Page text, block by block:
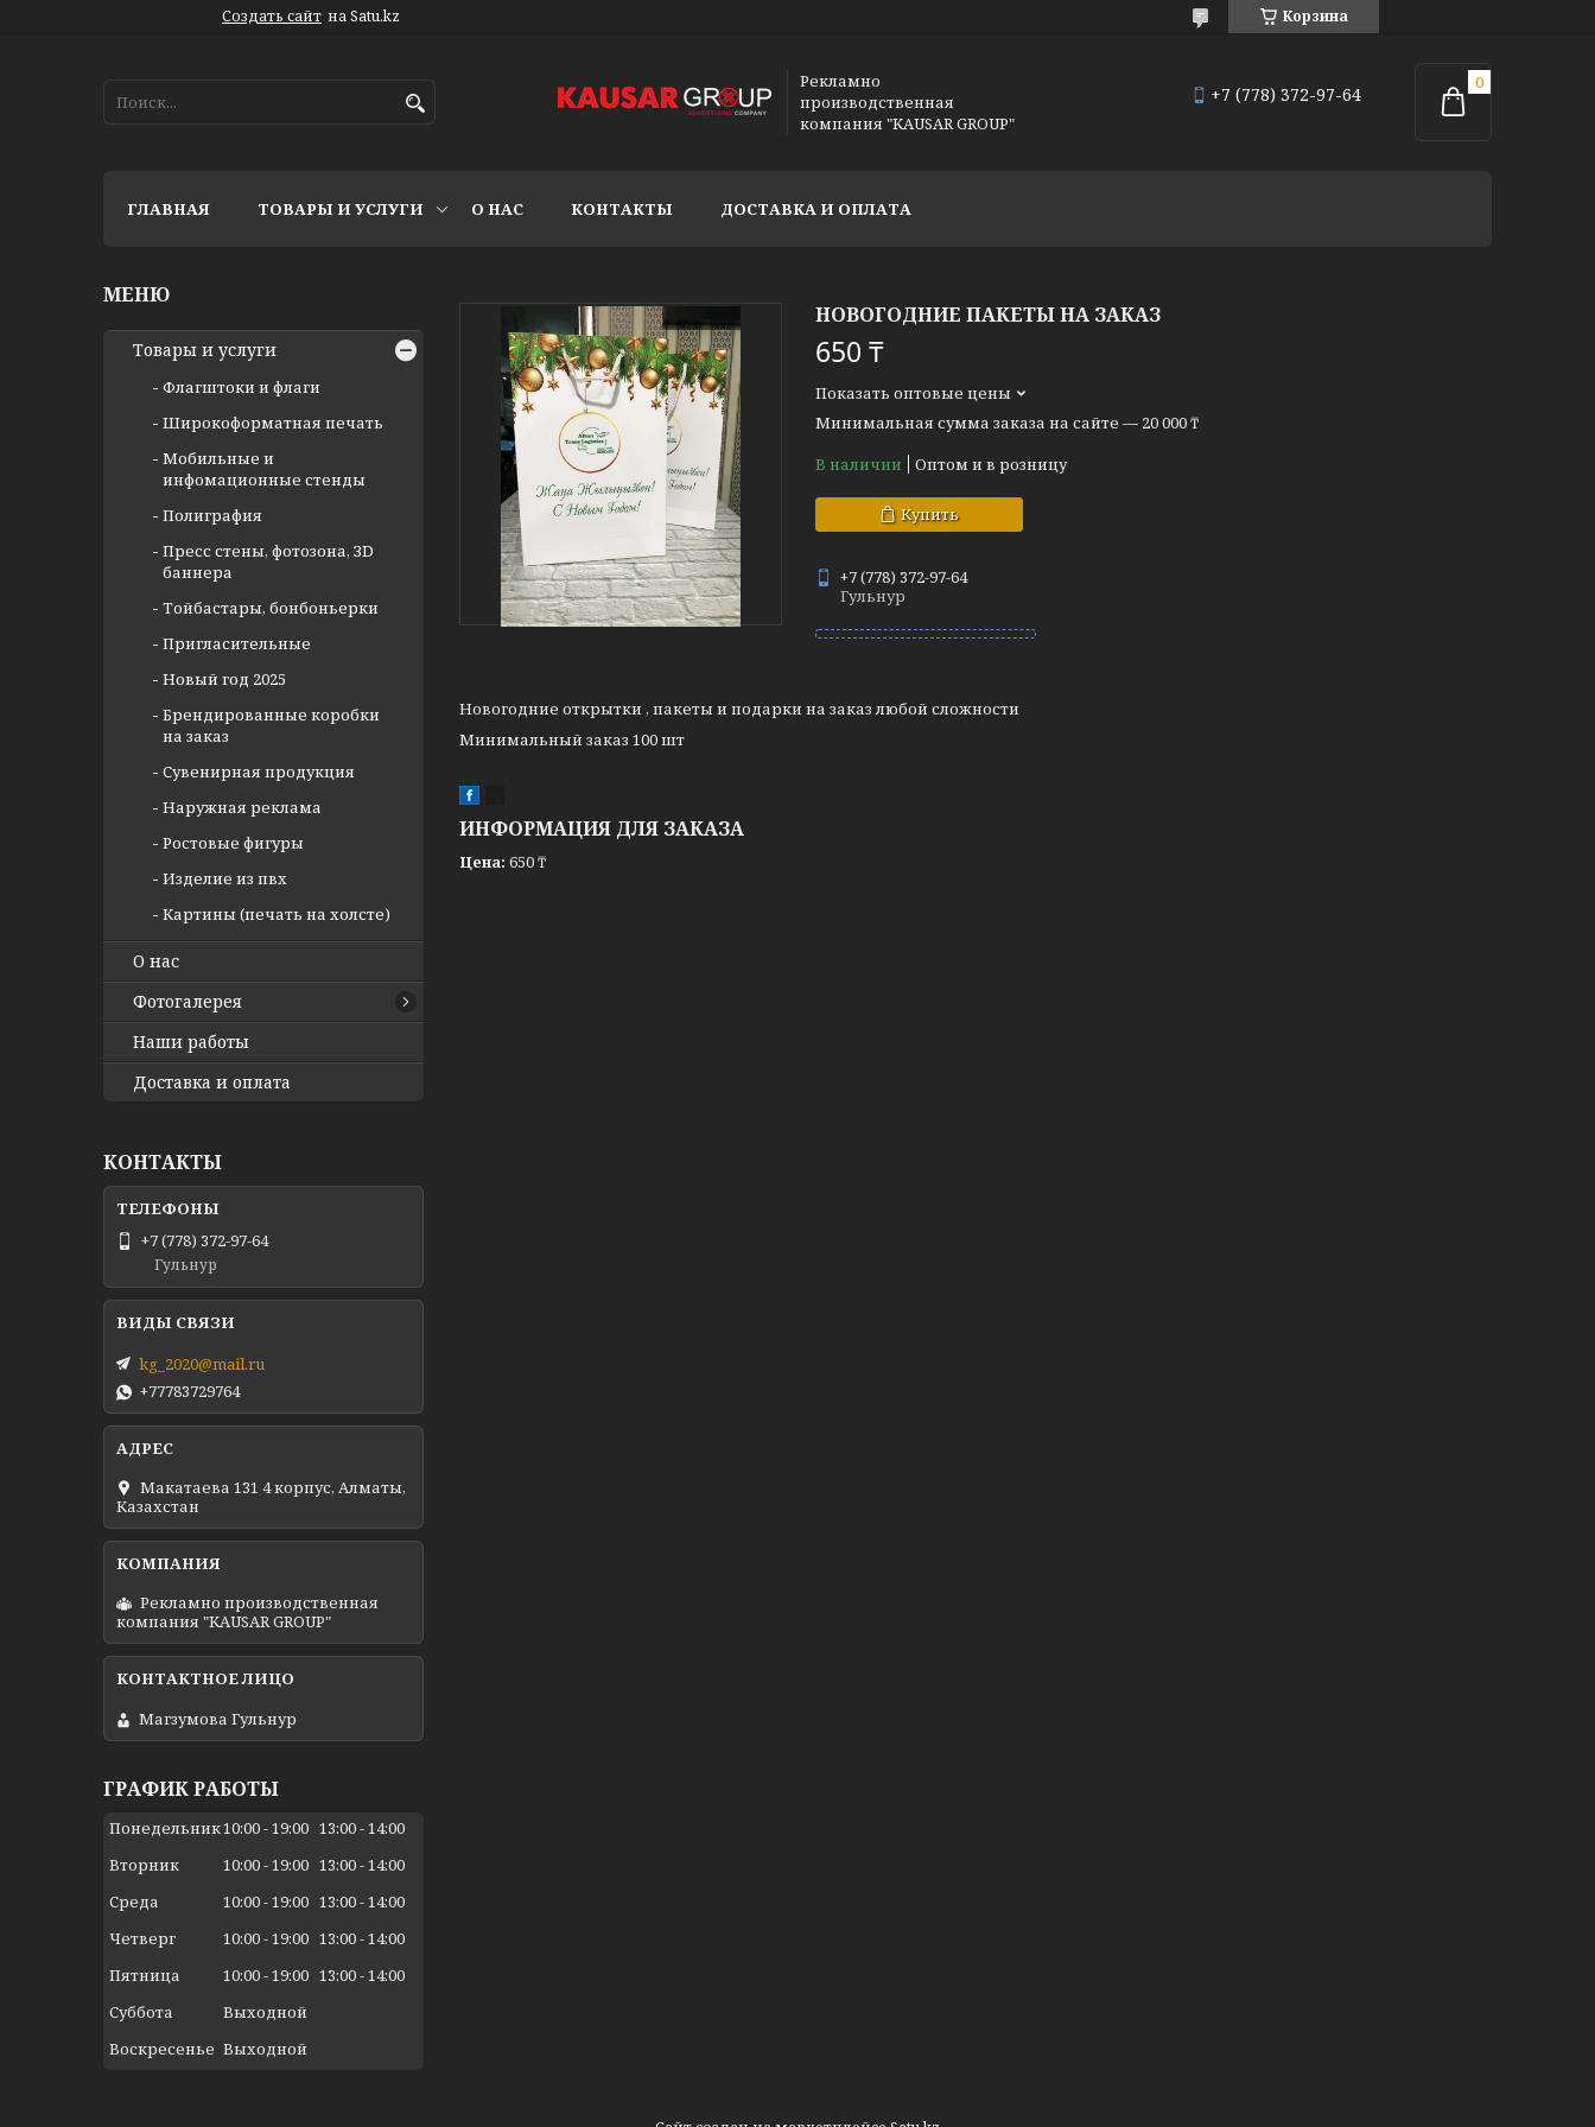
Создать сайт на Satu.kz Корзина
Рекламно
производственная
компания "KAUSAR GROUP"
+7 (778) 372-97-64
ГЛАВНАЯ ТОВАРЫ И УСЛУГИ О НАС КОНТАКТЫ ДОСТАВКА И ОПЛАТА
НОВОГОДНИЕ ПАКЕТЫ НА ЗАКАЗ
650 ₸
Показать оптовые цены
Минимальная сумма заказа на сайте — 20 000 ₸
В наличии
Оптом и в розницу
Купить
+7 (778) 372-97-64
Гульнур
Новогодние открытки , пакеты и подарки на заказ любой сложности
Минимальный заказ 100 шт
ИНФОРМАЦИЯ ДЛЯ ЗАКАЗА
Цена: 650 ₸
Товары и услуги
Флагштоки и флаги
Широкоформатная печать
Мобильные и
инфомационные стенды
Полиграфия
Пресс стены, фотозона, ЗD
баннера
Тойбастары, бонбоньерки
Пригласительные
Новый год 2025
Брендированные коробки
на заказ
Сувенирная продукция
Наружная реклама
Ростовые фигуры
Изделие из пвх
Картины (печать на холсте)
О нас
Фотогалерея
Наши работы
Доставка и оплата
КОНТАКТЫ
+7 (778) 372-97-64
Гульнур
kg_2020@mail.ru
+77783729764
Макатаева 131 4 корпус, Алматы,
Казахстан
Рекламно производственная
компания "KAUSAR GROUP"
Магзумова Гульнур
ГРАФИК РАБОТЫ
Понедельник10:00 19:00 13:00 14:00
Вторник
10:00 19:00 13:00 14:00
Среда
10:00 19:00 13:00 14:00
Четверг
10:00 19:00 13:00 14:00
Пятница
10:00 19:00 13:00 14:00
Суббота
Выходной
Воскресенье Выходной